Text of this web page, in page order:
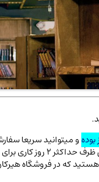
و میتوانید سریعا
کاری برای پست سفارشی، به دست شما میرسد.
هستید که در فروشگاه